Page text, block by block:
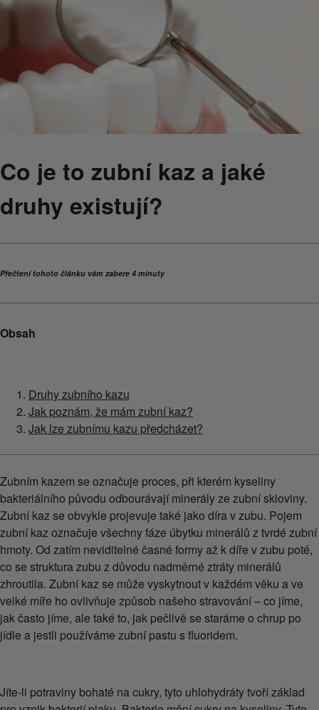
Co je to zubní kaz a jaké
druhy existují?
Přečtení tohoto článku vám zabere 4 minuty
Obsah
Druhy zubního kazu
Jak poznám, že mám zubní kaz?
Jak lze zubnímu kazu předcházet?
Zubním kazem se označuje proces, při kterém kyseliny
bakteriálního původu odbourávají minerály ze zubní skloviny.
Zubní kaz se obvykle projevuje také jako díra v zubu. Pojem
zubní kaz označuje všechny fáze úbytku minerálů z tvrdé zubní
hmoty. Od zatím neviditelné časné formy až k díře v zubu poté,
co se struktura zubu z důvodu nadměrné ztráty minerálů
zhroutila. Zubní kaz se může vyskytnout v každém věku a ve
velké míře ho ovlivňuje způsob našeho stravování – co jíme,
jak často jíme, ale také to, jak pečlivě se staráme o chrup po
jídle a jestli používáme zubní pastu s fluoridem.
Jíte-li potraviny bohaté na cukry, tyto uhlohydráty tvoří základ